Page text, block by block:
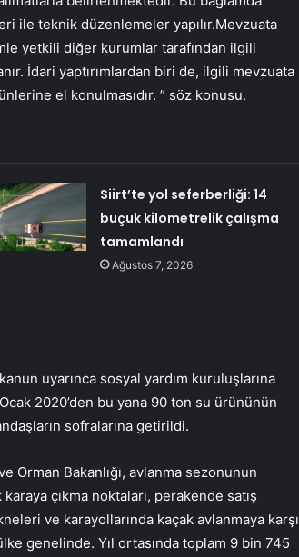
ile teknik düzenlemeler yapılır.Mevzuata
yetkili diğer kurumlar tarafından ilgili
İdari yaptırımlardan biri de, ilgili mevzuata
el konulmasıdır. ” söz konusu.
Siirt’te yol seferberliği: 14
buçuk kilometrelik çalışma
tamamlandı
Ağustos 7, 2026
uyarınca sosyal yardım kuruluşlarına
2020’den bu yana 90 ton su ürününün
sofralarına getirildi.
Orman Bakanlığı, avlanma sezonunun
çıkma noktaları, perakende satış
ve karayollarında kaçak avlanmaya karşı
genelinde. Yıl ortasında toplam 9 bin 745